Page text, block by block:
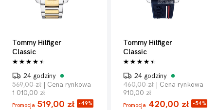
Tommy Hilfiger
Classic
24 godziny
569,00 zł | Cena rynkowa
1 010,00 zł
Promocja 519,00 zł -49%
Tommy Hilfiger
Classic
24 godziny
460,00 zł | Cena rynkowa
910,00 zł
Promocja 420,00 zł -54%